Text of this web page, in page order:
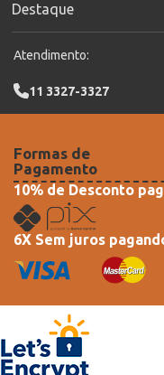
Destaque
Atendimento:
11 3327-3327
Formas de
Pagamento
10% de Desconto
6X Sem juros